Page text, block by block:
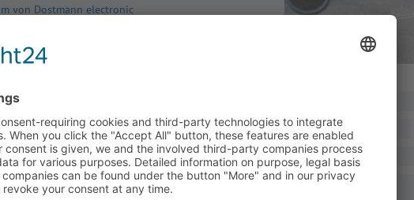
von Dostmann electronic
PLZ, Ort
Land
Ihre Nachricht*